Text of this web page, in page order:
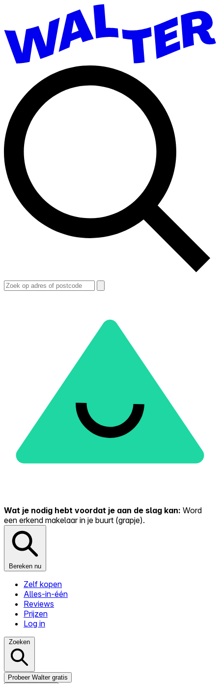
Wat je nodig hebt voordat je aan de slag kan: Word
een erkend makelaar in je buurt (grapje).
Bereken nu
Zelf kopen
Alles-in-één
Reviews
Prijzen
Log in
Zoeken
Probeer Walter gratis